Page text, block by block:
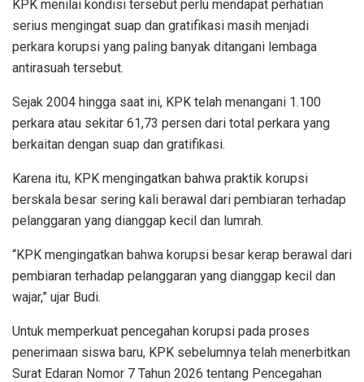
KPK menilai kondisi tersebut perlu mendapat perhatian
serius mengingat suap dan gratifikasi masih menjadi
perkara korupsi yang paling banyak ditangani lembaga
antirasuah tersebut.
Sejak 2004 hingga saat ini, KPK telah menangani 1.100
perkara atau sekitar 61,73 persen dari total perkara yang
berkaitan dengan suap dan gratifikasi.
Karena itu, KPK mengingatkan bahwa praktik korupsi
berskala besar sering kali berawal dari pembiaran terhadap
pelanggaran yang dianggap kecil dan lumrah.
“KPK mengingatkan bahwa korupsi besar kerap berawal dari
pembiaran terhadap pelanggaran yang dianggap kecil dan
wajar,” ujar Budi.
Untuk memperkuat pencegahan korupsi pada proses
penerimaan siswa baru, KPK sebelumnya telah menerbitkan
Surat Edaran Nomor 7 Tahun 2026 tentang Pencegahan